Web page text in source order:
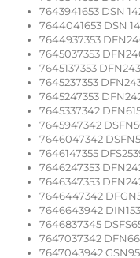
7643941653 DSN
7644041653 DSN
7644937353
7645037353
7645137353
7645237353
7645247353
7645337342
7645947342
7646047342
7646147355
7646247353
7646347353
7646447342
7646643942
7646837345
7647037342
7647043942